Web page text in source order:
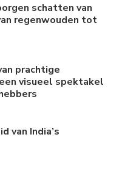
schatten van
regenwouden tot
prachtige
visueel spektakel
van India’s